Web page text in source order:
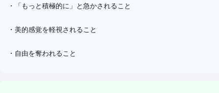
・ 「もっと積極的に」と急かされること
・ 美的感覚を軽視されること
・ 自由を奪われること